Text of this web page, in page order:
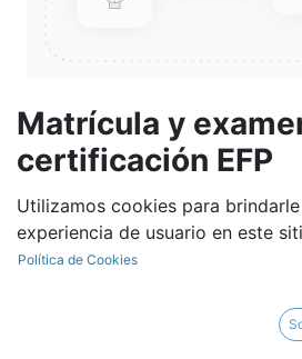
Matrícula y
certificación EFP
1.956,86€
AÑADIR AL CARRITO
Utilizamos cookies para
experiencia de usuario en este
Política de Cookies